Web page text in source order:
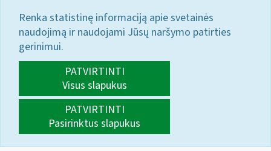
Renka statistinę informaciją apie svetainės
naudojimą ir naudojami Jūsų naršymo patirties
gerinimui.
PATVIRTINTI
Visus slapukus
PATVIRTINTI
Pasirinktus slapukus